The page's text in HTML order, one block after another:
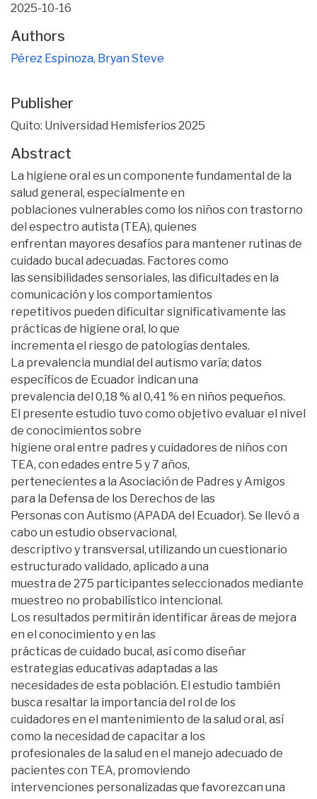
2025-10-16
Authors
Pérez Espinoza, Bryan Steve
Publisher
Quito: Universidad Hemisferios 2025
Abstract
La higiene oral es un componente fundamental de la
salud general, especialmente en
poblaciones vulnerables como los niños con trastorno
del espectro autista (TEA), quienes
enfrentan mayores desafíos para mantener rutinas de
cuidado bucal adecuadas. Factores como
las sensibilidades sensoriales, las dificultades en la
comunicación y los comportamientos
repetitivos pueden dificultar significativamente las
prácticas de higiene oral, lo que
incrementa el riesgo de patologías dentales.
La prevalencia mundial del autismo varía; datos
específicos de Ecuador indican una
prevalencia del 0,18 % al 0,41 % en niños pequeños.
El presente estudio tuvo como objetivo evaluar el nivel
de conocimientos sobre
higiene oral entre padres y cuidadores de niños con
TEA, con edades entre 5 y 7 años,
pertenecientes a la Asociación de Padres y Amigos
para la Defensa de los Derechos de las
Personas con Autismo (APADA del Ecuador). Se llevó a
cabo un estudio observacional,
descriptivo y transversal, utilizando un cuestionario
estructurado validado, aplicado a una
muestra de 275 participantes seleccionados mediante
muestreo no probabilístico intencional.
Los resultados permitirán identificar áreas de mejora
en el conocimiento y en las
prácticas de cuidado bucal, así como diseñar
estrategias educativas adaptadas a las
necesidades de esta población. El estudio también
busca resaltar la importancia del rol de los
cuidadores en el mantenimiento de la salud oral, así
como la necesidad de capacitar a los
profesionales de la salud en el manejo adecuado de
pacientes con TEA, promoviendo
intervenciones personalizadas que favorezcan una